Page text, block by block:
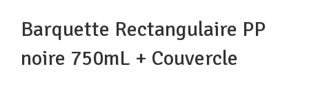
Barquette Rectangulaire PP
noire 750mL + Couvercle